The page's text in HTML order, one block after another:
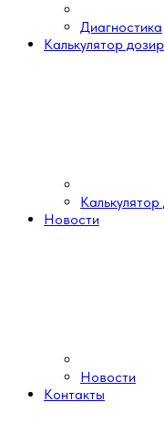
Диагностика
Калькулятор
Новости
Новости
Контакты